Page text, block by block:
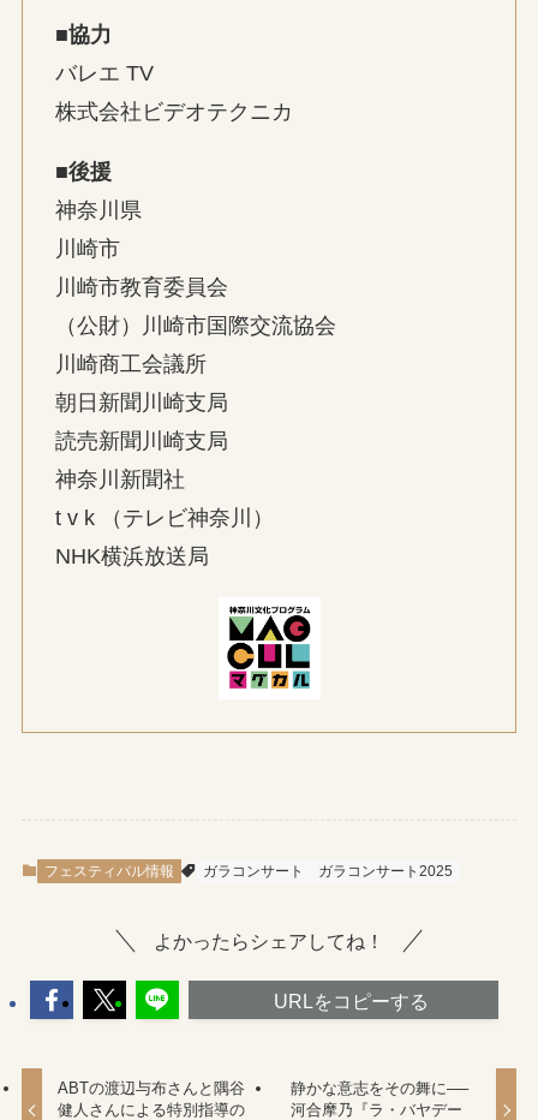
■協力
バレエ TV
株式会社ビデオテクニカ
■後援
神奈川県
川崎市
川崎市教育委員会
（公財）川崎市国際交流協会
川崎商工会議所
朝日新聞川崎支局
読売新聞川崎支局
神奈川新聞社
t v k （テレビ神奈川）
NHK横浜放送局
フェスティバル情報 ガラコンサート ガラコンサート2025
よかったらシェアしてね！
URLをコピーする
ABTの渡辺与布さんと隅谷
健人さんによる特別指導の
静かな意志をその舞に──
河合摩乃『ラ・バヤデー